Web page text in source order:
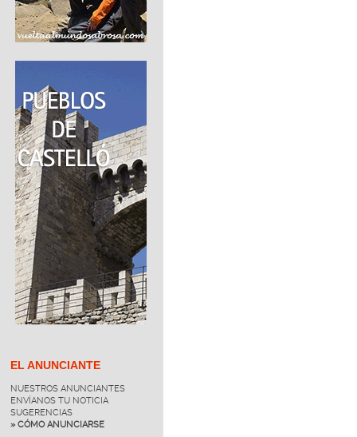
EL ANUNCIANTE
NUESTROS ANUNCIANTES
ENVÍANOS TU NOTICIA
SUGERENCIAS
» CÓMO ANUNCIARSE